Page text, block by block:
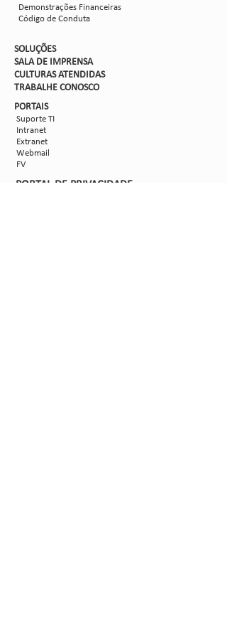
Demonstrações Financeiras
Código de Conduta
SOLUÇÕES
SALA DE IMPRENSA
CULTURAS ATENDIDAS
TRABALHE CONOSCO
PORTAIS
Suporte TI
Intranet
Extranet
Webmail
FV
PORTAL DE PRIVACIDADE